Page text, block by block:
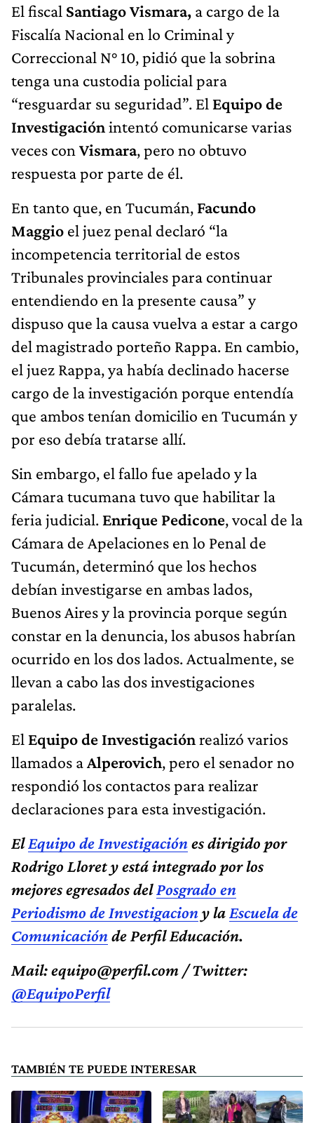
El fiscal Santiago Vismara, a cargo de la
Fiscalía Nacional en lo Criminal y
Correccional N° 10, pidió que la sobrina
tenga una custodia policial para
“resguardar su seguridad”. El Equipo de
Investigaciónintentó comunicarse varias
veces con Vismara, pero no obtuvo
respuesta por parte de él.
En tanto que, en Tucumán, Facundo
Maggio el juez penal declaró “la
incompetencia territorial de estos
Tribunales provinciales para continuar
entendiendo en la presente causa” y
dispuso que la causa vuelva a estar a cargo
del magistrado porteño Rappa. En cambio,
el juez Rappa, ya había declinado hacerse
cargo de la investigación porque entendía
que ambos tenían domicilio en Tucumán y
por eso debía tratarse allí.
Sin embargo, el fallo fue apelado y la
Cámara tucumana tuvo que habilitar la
feria judicial. Enrique Pedicone, vocal de la
Cámara de Apelaciones en lo Penal de
Tucumán, determinó que los hechos
debían investigarse en ambas lados,
Buenos Aires y la provincia porque según
constar en la denuncia, los abusos habrían
ocurrido en los dos lados. Actualmente, se
llevan a cabo las dos investigaciones
paralelas.
El Equipo de Investigaciónrealizó varios
llamados aAlperovich, pero el senador no
respondió los contactos para realizar
declaraciones para esta investigación.
ElEquipo de Investigaciónes dirigido por
Rodrigo Lloret y está integrado por los
mejores egresados delPosgrado en
Periodismo de Investigaciony laEscuela de
Comunicaciónde Perfil Educación.
Mail:equipo@perfil.com / Twitter:
@EquipoPerfil
TAMBIÉN TE PUEDE INTERESAR